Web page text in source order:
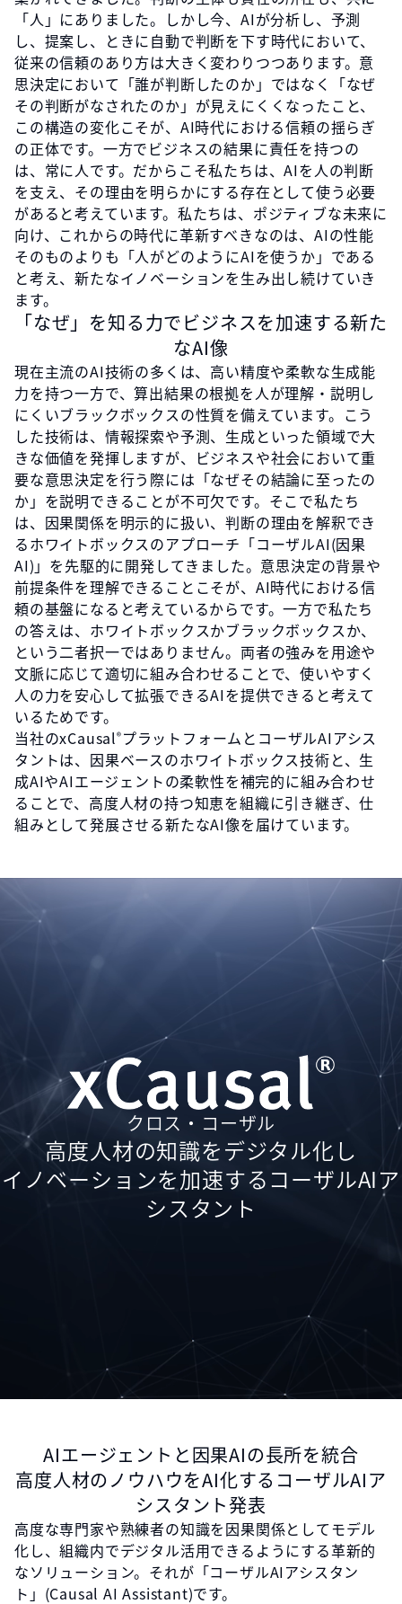
「人」にありました。しかし今、AIが分析し、予測
し、提案し、ときに自動で判断を下す時代において、
従来の信頼のあり方は大きく変わりつつあります。意
思決定において「誰が判断したのか」ではなく「なぜ
その判断がなされたのか」が見えにくくなったこと、
この構造の変化こそが、AI時代における信頼の揺らぎ
の正体です。一方でビジネスの結果に責任を持つの
は、常に人です。だからこそ私たちは、AIを人の判断
を支え、その理由を明らかにする存在として使う必要
があると考えています。私たちは、ポジティブな未来に
向け、これからの時代に革新すべきなのは、AIの性能
そのものよりも「人がどのようにAIを使うか」である
と考え、新たなイノベーションを生み出し続けていき
ます。
「なぜ」を知る力でビジネスを加速する新た
なAI像
現在主流のAI技術の多くは、高い精度や柔軟な生成能
力を持つ一方で、算出結果の根拠を人が理解・説明し
にくいブラックボックスの性質を備えています。こう
した技術は、情報探索や予測、生成といった領域で大
きな価値を発揮しますが、ビジネスや社会において重
要な意思決定を行う際には「なぜその結論に至ったの
か」を説明できることが不可欠です。そこで私たち
は、因果関係を明示的に扱い、判断の理由を解釈でき
るホワイトボックスのアプローチ「コーザルAI(因果
AI)」を先駆的に開発してきました。意思決定の背景や
前提条件を理解できることこそが、AI時代における信
頼の基盤になると考えているからです。一方で私たち
の答えは、ホワイトボックスかブラックボックスか、
という二者択一ではありません。両者の強みを用途や
文脈に応じて適切に組み合わせることで、使いやすく
人の力を安心して拡張できるAIを提供できると考えて
いるためです。
当社のxCausal® プラットフォームとコーザルAIアシス
タントは、因果ベースのホワイトボックス技術と、生
成AIやAIエージェントの柔軟性を補完的に組み合わせ
ることで、高度人材の持つ知恵を組織に引き継ぎ、仕
組みとして発展させる新たなAI像を届けています。
クロス・コーザル
高度人材の知識をデジタル化し
イノベーションを加速するコーザルAIア
シスタント
AIエージェントと因果AIの長所を統合
高度人材のノウハウをAI化するコーザルAIア
シスタント発表
高度な専門家や熟練者の知識を因果関係としてモデル
化し、組織内でデジタル活用できるようにする革新的
なソリューション。それが「コーザルAIアシスタン
ト」(Causal AI Assistant)です。